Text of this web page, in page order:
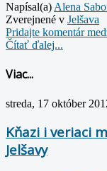
Napísal(a) Alena
Zverejnené v Jelšava
Pridajte komentár
Čítať ďalej...
Viac...
streda, 17 október
Kňazi i veriaci
Jelšavy